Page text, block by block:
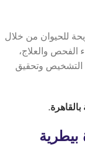
للحيوان من خلال
الفحص والعلاج،
التشخيص وتحقيق
.